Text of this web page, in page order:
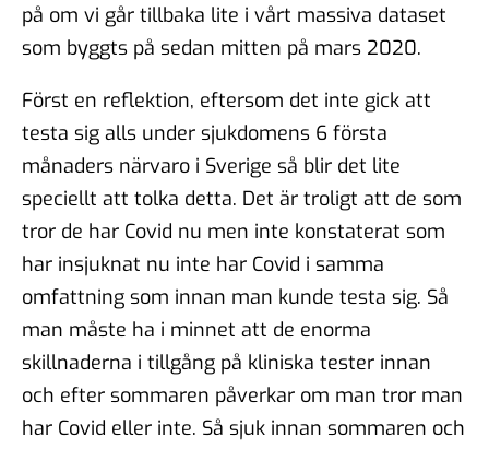
på om vi går tillbaka lite i vårt massiva dataset
som byggts på sedan mitten på mars 2020.
Först en reflektion, eftersom det inte gick att
testa sig alls under sjukdomens 6 första
månaders närvaro i Sverige så blir det lite
speciellt att tolka detta. Det är troligt att de som
tror de har Covid nu men inte konstaterat som
har insjuknat nu inte har Covid i samma
omfattning som innan man kunde testa sig. Så
man måste ha i minnet att de enorma
skillnaderna i tillgång på kliniska tester innan
och efter sommaren påverkar om man tror man
har Covid eller inte. Så sjuk innan sommaren och